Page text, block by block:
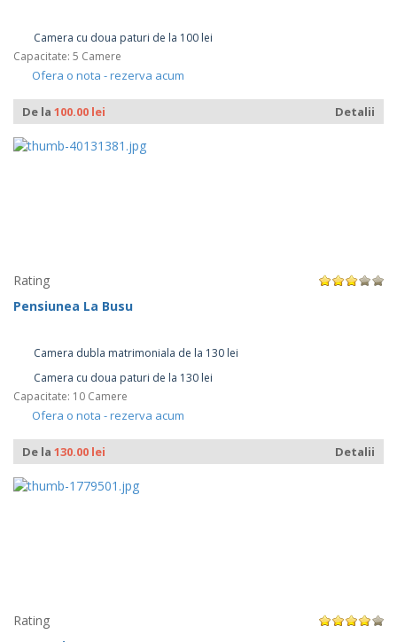
Camera cu doua paturi de la 100 lei
Capacitate: 5 Camere
Ofera o nota - rezerva acum
De la 100.00 lei Detalii
Rating
Pensiunea La Busu
Camera dubla matrimoniala de la 130 lei
Camera cu doua paturi de la 130 lei
Capacitate: 10 Camere
Ofera o nota - rezerva acum
De la 130.00 lei Detalii
Rating